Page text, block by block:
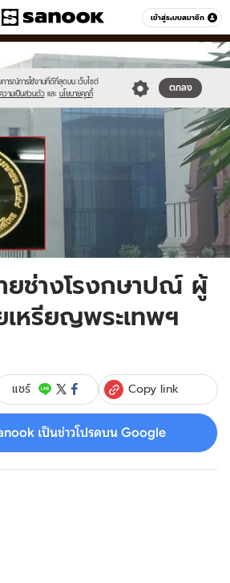
เข้าสู่ระบบสมาชิก
หมวดอื่นๆ
การณ์การใช้งานที่ดีที่สุดบน เว็บไซต์
วามเป็นส่วนตัว และ นโยบายคุกกี้
ตกลง
logo-
2028234/fced.jpg
ยช่างโรงกษาปณ์ ผู้
เหรียญพระเทพฯ
แชร์ Copy link
เป็นข่าวโปรดบน Google